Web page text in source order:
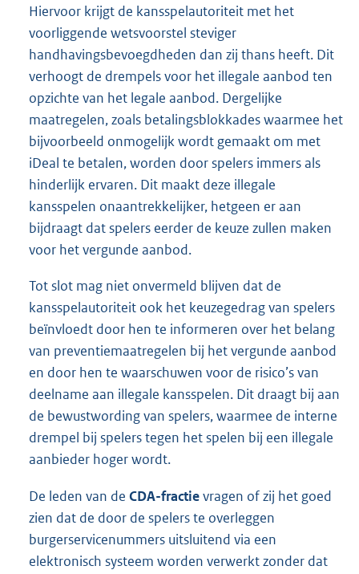
Hiervoor krijgt de kansspelautoriteit met het
voorliggende wetsvoorstel steviger
handhavingsbevoegdheden dan zij thans heeft. Dit
verhoogt de drempels voor het illegale aanbod ten
opzichte van het legale aanbod. Dergelijke
maatregelen, zoals betalingsblokkades waarmee het
bijvoorbeeld onmogelijk wordt gemaakt om met
iDeal te betalen, worden door spelers immers als
hinderlijk ervaren. Dit maakt deze illegale
kansspelen onaantrekkelijker, hetgeen er aan
bijdraagt dat spelers eerder de keuze zullen maken
voor het vergunde aanbod.
Tot slot mag niet onvermeld blijven dat de
kansspelautoriteit ook het keuzegedrag van spelers
beïnvloedt door hen te informeren over het belang
van preventiemaatregelen bij het vergunde aanbod
en door hen te waarschuwen voor de risico’s van
deelname aan illegale kansspelen. Dit draagt bij aan
de bewustwording van spelers, waarmee de interne
drempel bij spelers tegen het spelen bij een illegale
aanbieder hoger wordt.
De leden van de CDA-fractievragen of zij het goed
zien dat de door de spelers te overleggen
burgerservicenummers uitsluitend via een
elektronisch systeem worden verwerkt zonder dat